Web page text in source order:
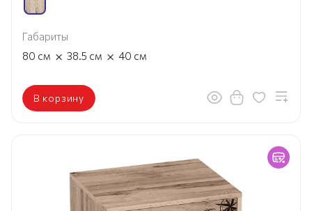
Габариты
80 см × 38.5 см × 40 см
В корзину